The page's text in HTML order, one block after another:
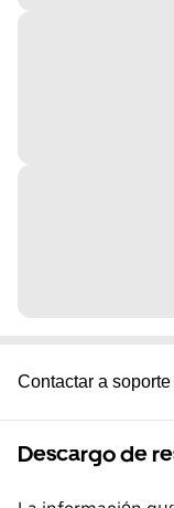
Contactar a soporte
Descargo de